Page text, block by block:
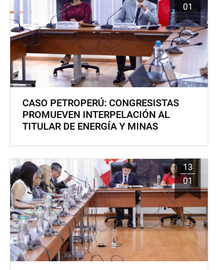
01
CASO PETROPERÚ: CONGRESISTAS
PROMUEVEN INTERPELACIÓN AL
TITULAR DE ENERGÍA Y MINAS
13
01